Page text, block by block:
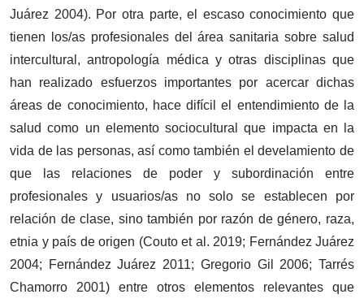
Juárez 2004). Por otra parte, el escaso conocimiento que
tienen los/as profesionales del área sanitaria sobre salud
intercultural, antropología médica y otras disciplinas que
han realizado esfuerzos importantes por acercar dichas
áreas de conocimiento, hace difícil el entendimiento de la
salud como un elemento sociocultural que impacta en la
vida de las personas, así como también el develamiento de
que las relaciones de poder y subordinación entre
profesionales y usuarios/as no solo se establecen por
relación de clase, sino también por razón de género, raza,
etnia y país de origen (Couto et al. 2019; Fernández Juárez
2004; Fernández Juárez 2011; Gregorio Gil 2006; Tarrés
Chamorro 2001) entre otros elementos relevantes que